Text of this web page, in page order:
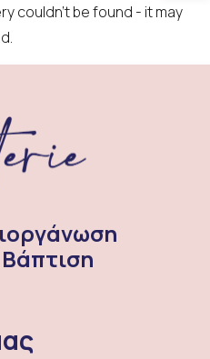
couldn't be found - it may